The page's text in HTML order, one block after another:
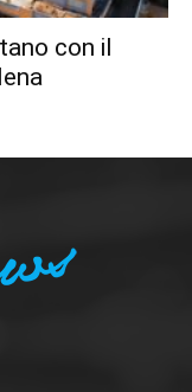
con il